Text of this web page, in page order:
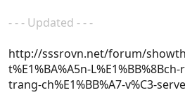
- - - Updated - - -
http://sssrovn.net/forum/
t%E1%BA%A5n-
trang-ch%E1%BB%A7-v%C3-